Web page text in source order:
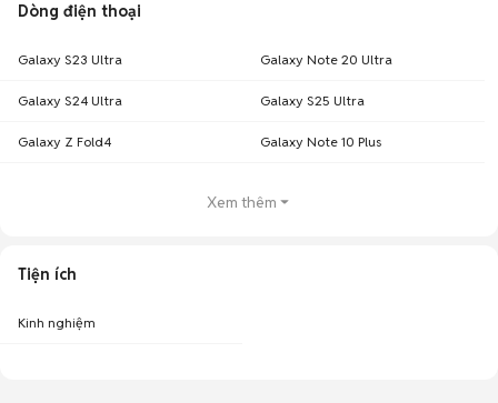
Dòng điện thoại
Galaxy S23 Ultra Galaxy Note 20 Ultra
Galaxy S24 Ultra Galaxy S25 Ultra
Galaxy Z Fold4 Galaxy Note 10 Plus
Xem thêm
Tiện ích
Kinh nghiệm